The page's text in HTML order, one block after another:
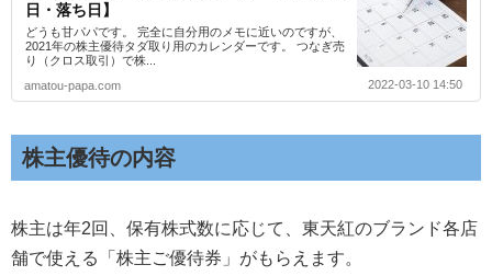
日・落ち日】
どうも甘パパです。 完全に自分用のメモに近いのですが、
2021年の株主優待タダ取り用のカレンダーです。 つなぎ売
り（クロス取引）で株...
amatou-papa.com
2022-03-10 14:50
株主優待の内容
株主は年2回、保有株式数に応じて、東天紅のブランド各店
舗で使える「株主ご優待券」がもらえます。